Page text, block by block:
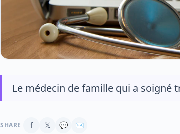
Le médecin de famille qui a soigné
SHARE f 𝕏 💬 ✉